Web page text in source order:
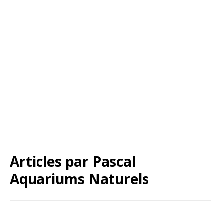
Articles par Pascal
Aquariums Naturels